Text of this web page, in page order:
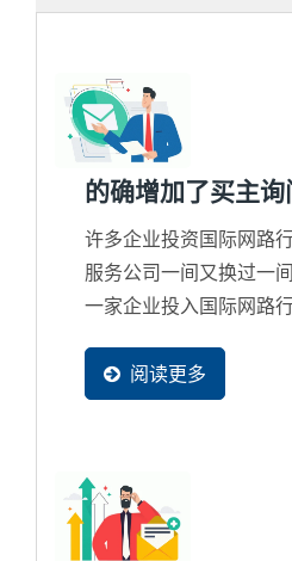
的确增加了买主
许多企业投资国际网路
服务公司一间又换过一
一家企业投入国际网路
信心，但买主在网路找
有更高没有更少，所以
略只会把商机整个拱手
手的问题。
阅读更多